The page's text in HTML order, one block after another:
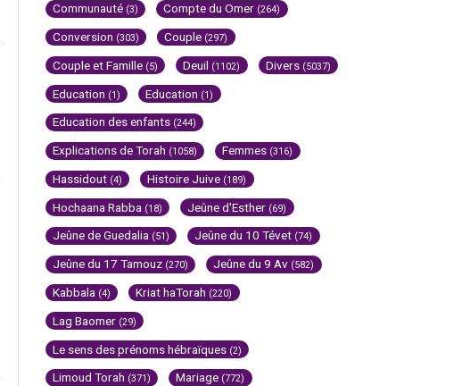
Communauté (3) Compte du Omer (264)
Conversion (303) Couple (297)
Couple et Famille (5) Deuil (1102) Divers (5037)
Education (1) Education (1)
Education des enfants (244)
Explications de Torah (1058) Femmes (316)
Hassidout (4) Histoire Juive (189)
Hochaana Rabba (18) Jeûne d'Esther (69)
Jeûne de Guedalia (51) Jeûne du 10 Tévet (74)
Jeûne du 17 Tamouz (270) Jeûne du 9 Av (582)
Kabbala (4) Kriat haTorah (220)
Lag Baomer (29)
Le sens des prénoms hébraïques (2)
Limoud Torah (371) Mariage (772)